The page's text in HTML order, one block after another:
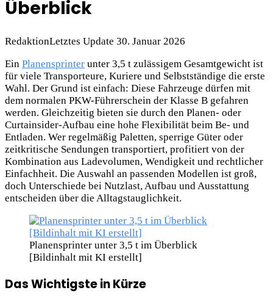
Überblick
RedaktionLetztes Update 30. Januar 2026
Ein Planensprinter unter 3,5 t zulässigem Gesamtgewicht ist
für viele Transporteure, Kuriere und Selbstständige die erste
Wahl. Der Grund ist einfach: Diese Fahrzeuge dürfen mit
dem normalen PKW-Führerschein der Klasse B gefahren
werden. Gleichzeitig bieten sie durch den Planen- oder
Curtainsider-Aufbau eine hohe Flexibilität beim Be- und
Entladen. Wer regelmäßig Paletten, sperrige Güter oder
zeitkritische Sendungen transportiert, profitiert von der
Kombination aus Ladevolumen, Wendigkeit und rechtlicher
Einfachheit. Die Auswahl an passenden Modellen ist groß,
doch Unterschiede bei Nutzlast, Aufbau und Ausstattung
entscheiden über die Alltagstauglichkeit.
Planensprinter unter 3,5 t im Überblick
[Bildinhalt mit KI erstellt]
Das Wichtigste in Kürze